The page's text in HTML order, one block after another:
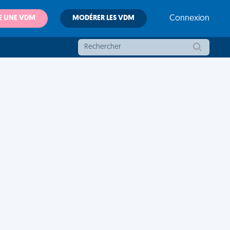
UNE VDM MODÉRER LES VDM Connexion